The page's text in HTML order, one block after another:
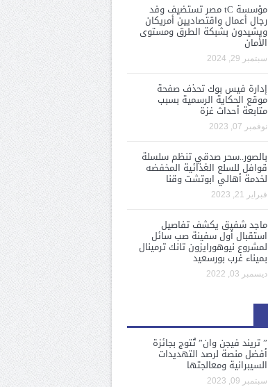
مؤسسة tC مصر تستضيف وفد
رجال أعمال واقتصاديين أمريكان
ويشيدون بشبكة الطرق ومستوى
الأمان
سبتمبر 29, 2024
إدارة فيس بوك تحذف صفحة
موقع الحكاية الرسمية بسبب
متابعة أحداث غزة
نوفمبر 07, 2023
بالصور..سحر صدقي تنظم سلسلة
قوافل للسلع الغذائية المخفضه
لخدمة أهالي ابوتشت وقنا
فبراير 21, 2023
ماجد شفيق يكشف تفاصيل
استقبال أول سفينة صب سائل
لمشروع نيوهورايزون تانك ترمينال
بميناء غرب بورسعيد
ديسمبر 03, 2022
” تريند فيجن وان” تُتوج بجائزة
أفضل منصة لرصد التهديدات
السيبرانية ومعالجتها
سبتمبر 09, 2023